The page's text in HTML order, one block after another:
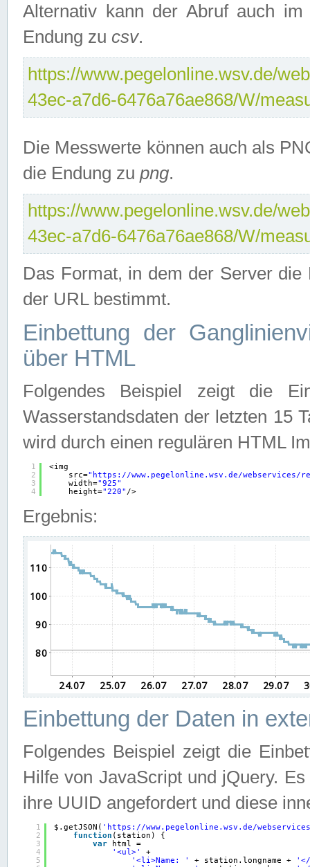
Alternativ kann der Abruf auch
Endung zu csv.
https://www.pegelonline.wsv.de/
43ec-a7d6-6476a76ae868/W/
Die Messwerte können auch als
die Endung zu png.
https://www.pegelonline.wsv.de/
43ec-a7d6-6476a76ae868/W/
Das Format, in dem der Server
der URL bestimmt.
Einbettung der
über HTML
Folgendes Beispiel zeigt die
Wasserstandsdaten der letzten 15
wird durch einen regulären HTML
1
2
3
4
<img
src=" https://www.pegelonline.wsv.de/webservices/
width="925"
height="220" />
Ergebnis:
Einbettung der Daten in
Folgendes Beispiel zeigt die
Hilfe von JavaScript und jQuery.
ihre UUID angefordert und diese
1
2
3
4
5
$.getJSON( ' https://www.pegelonline.wsv.de/
function (station) {
var
html =
'<ul>'
+
'<li>Name: '
+ station.longname +